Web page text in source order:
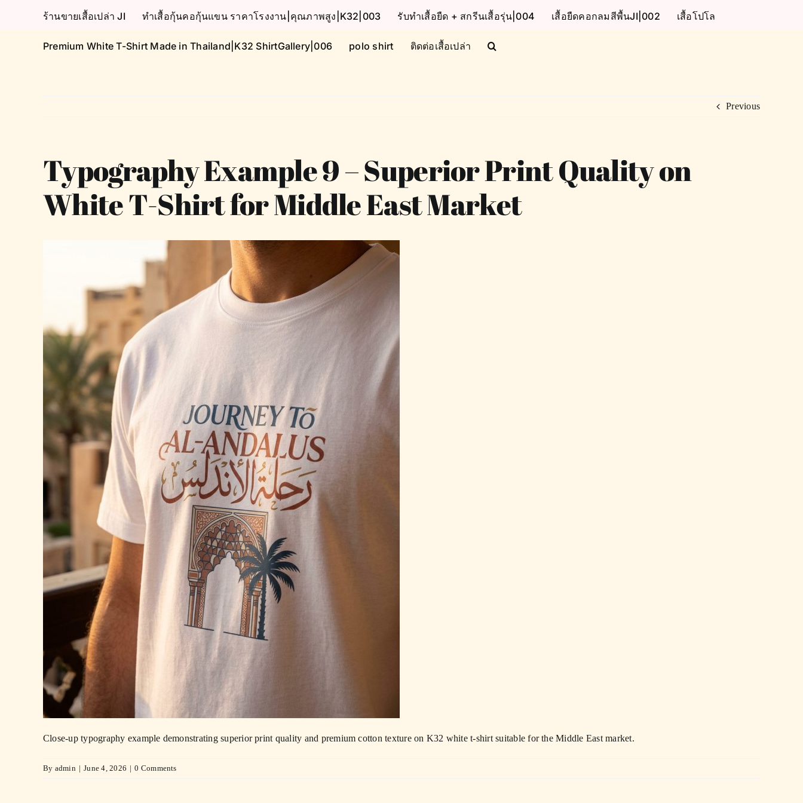
ร้านขายเสื้อเปล่า JI ทำเสื้อกุ้นคอกุ้นแขน ราคาโรงงาน|คุณภาพสูง|K32|003 รับทำเสื้อยืด + สกรีนเสื้อรุ่น|004 เสื้อยืดคอกลมสีพื้นJI|002 เสื้อโปโล
Premium White T-Shirt Made in Thailand|K32 ShirtGallery|006 polo shirt ติดต่อเสื้อเปล่า
Previous
Typography Example 9 – Superior Print Quality on
White T-Shirt for Middle East Market
Close-up typography example demonstrating superior print quality and premium cotton texture on K32 white t-shirt suitable for the Middle East market.
By admin | June 4, 2026 | 0 Comments